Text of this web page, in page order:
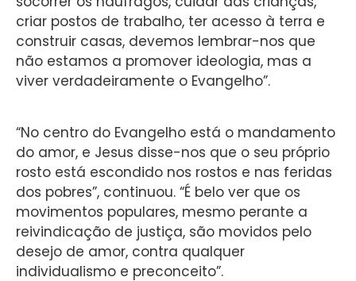
criar postos de trabalho, ter acesso à terra e
construir casas, devemos lembrar-nos que
não estamos a promover ideologia, mas a
viver verdadeiramente o Evangelho”.
“No centro do Evangelho está o mandamento
do amor, e Jesus disse-nos que o seu próprio
rosto está escondido nos rostos e nas feridas
dos pobres”, continuou. “É belo ver que os
movimentos populares, mesmo perante a
reivindicação de justiça, são movidos pelo
desejo de amor, contra qualquer
individualismo e preconceito”.